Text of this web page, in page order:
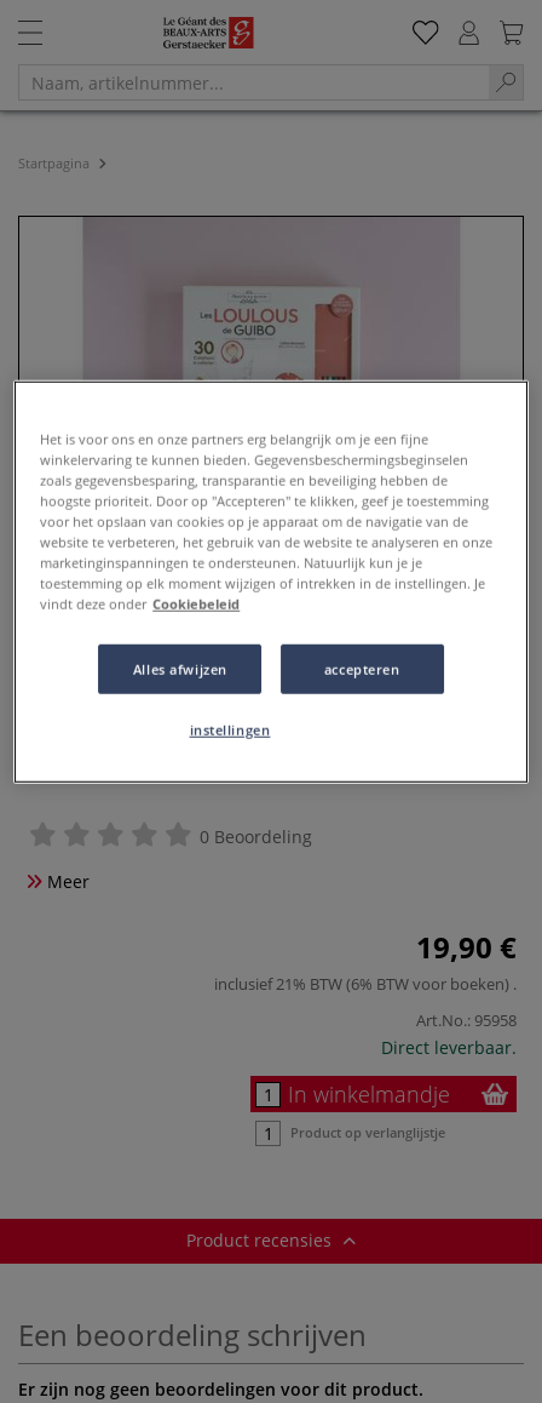
Startpagina
0 Beoordeling
Meer
19,90 €
inclusief 21% BTW (6% BTW voor boeken) .
Art.No.: 95958
Direct leverbaar.
In winkelmandje
Product op verlanglijstje
Product recensies
Een beoordeling schrijven
Er zijn nog geen beoordelingen voor dit product.
Het is voor ons en onze partners erg belangrijk om je een fijne
winkelervaring te kunnen bieden. Gegevensbeschermingsbeginselen
zoals gegevensbesparing, transparantie en beveiliging hebben de
hoogste prioriteit. Door op "Accepteren" te klikken, geef je toestemming
voor het opslaan van cookies op je apparaat om de navigatie van de
website te verbeteren, het gebruik van de website te analyseren en onze
marketinginspanningen te ondersteunen. Natuurlijk kun je je
toestemming op elk moment wijzigen of intrekken in de instellingen. Je
vindt deze onder Cookiebeleid
Alles afwijzen accepteren
instellingen